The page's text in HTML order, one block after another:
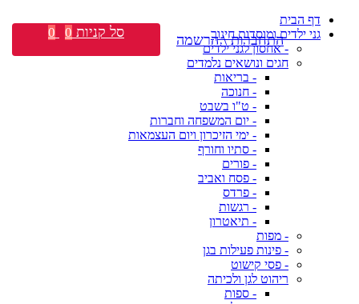
דף הבית
גני ילדים ומוסדות חינוך
- אחסון לגני ילדים
חגים ונושאים נלמדים
- בריאות
- חנוכה
- ט"ו בשבט
- יום המשפחה וחברות
- ימי הזיכרון ויום העצמאות
- סתיו וחורף
- פורים
- פסח ואביב
- פרדס
- רגשות
- תיאטרון
- מפות
- פינות פעילות בגן
- פסי קישוט
ריהוט לגן ולכיתה
- ספות
התחברות \ הרשמה סל קניות 0
0